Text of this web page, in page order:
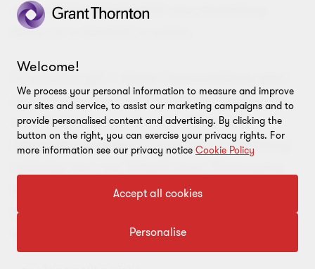
zivilrechtliche Schuld erfüllt wird, Anwendung
findet, ist im Einzelfall zu prüfen.
dass der Anspruch auf Pflichtteilsergänzung eine
reine Geldforderung darstellt. Sofern diese
Geldforderung jedoch in Form einer Sachleistung
eines Grundstücks, könnte hierdurch
ein
ausgelöst werden.
Welcome!
We process your personal information to measure and improve
our sites and service, to assist our marketing campaigns and to
provide personalised content and advertising. By clicking the
button on the right, you can exercise your privacy rights. For
more information see our privacy notice Cookie Policy
Accept all cookies
Personalise